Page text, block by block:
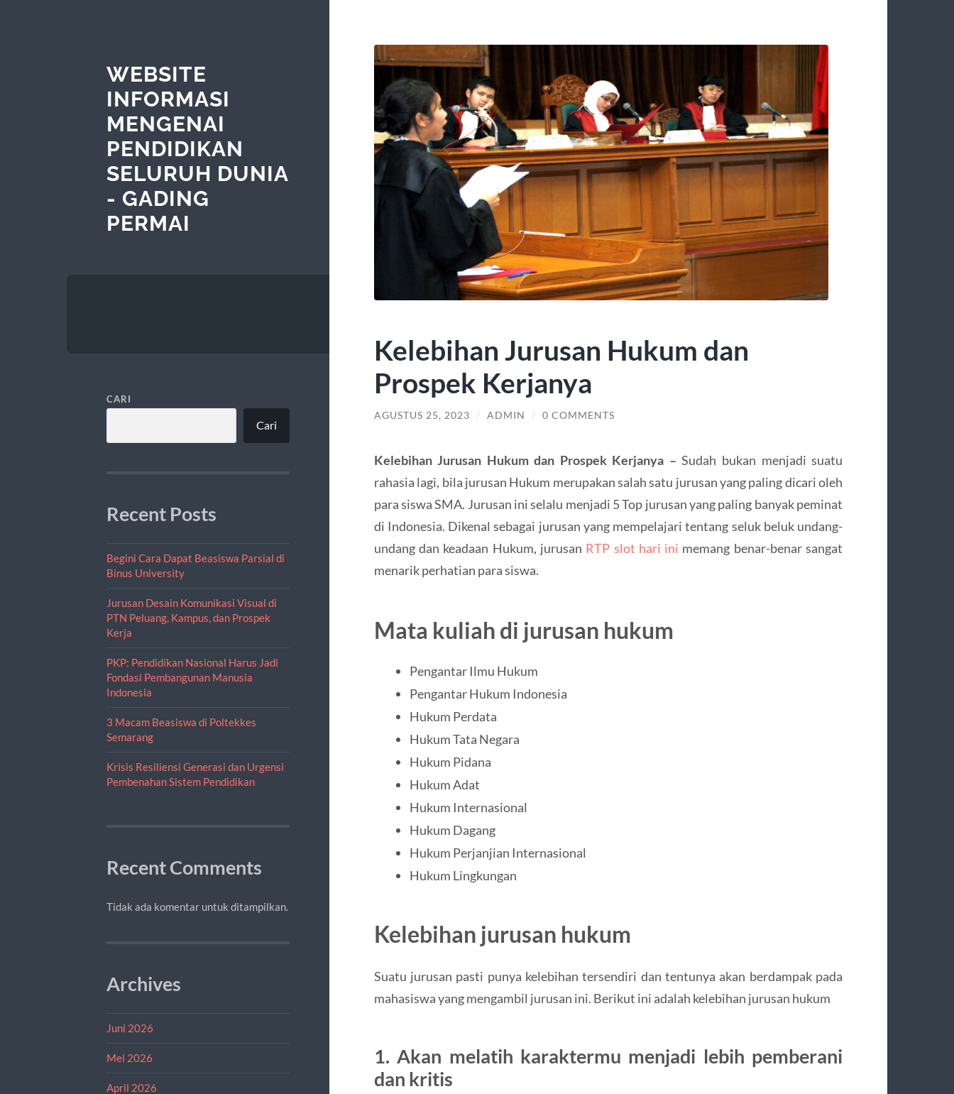
WEBSITE
INFORMASI
MENGENAI
PENDIDIKAN
SELURUH DUNIA
- GADING
PERMAI
CARI
Cari
Recent Posts
Begini Cara Dapat Beasiswa Parsial di
Binus University
Jurusan Desain Komunikasi Visual di
PTN Peluang, Kampus, dan Prospek
Kerja
PKP: Pendidikan Nasional Harus Jadi
Fondasi Pembangunan Manusia
Indonesia
3 Macam Beasiswa di Poltekkes
Semarang
Krisis Resiliensi Generasi dan Urgensi
Pembenahan Sistem Pendidikan
Recent Comments
Tidak ada komentar untuk ditampilkan.
Archives
Juni 2026
Mei 2026
April 2026
Kelebihan Jurusan Hukum dan
Prospek Kerjanya
AGUSTUS 25, 2023 / ADMIN / 0 COMMENTS
Kelebihan Jurusan Hukum dan Prospek Kerjanya –Sudah bukan menjadi suatu
rahasia lagi, bila jurusan Hukum merupakan salah satu jurusan yang paling dicari oleh
para siswa SMA. Jurusan ini selalu menjadi 5 Top jurusan yang paling banyak peminat
di Indonesia. Dikenal sebagai jurusan yang mempelajari tentang seluk beluk undang-
undang dan keadaan Hukum, jurusan RTP slot hari ini memang benar-benar sangat
menarik perhatian para siswa.
Mata kuliah di jurusan hukum
Pengantar Ilmu Hukum
Pengantar Hukum Indonesia
Hukum Perdata
Hukum Tata Negara
Hukum Pidana
Hukum Adat
Hukum Internasional
Hukum Dagang
Hukum Perjanjian Internasional
Hukum Lingkungan
Kelebihan jurusan hukum
Suatu jurusan pasti punya kelebihan tersendiri dan tentunya akan berdampak pada
mahasiswa yang mengambil jurusan ini. Berikut ini adalah kelebihan jurusan hukum
1. Akan melatih karaktermu menjadi lebih pemberani
dan kritis